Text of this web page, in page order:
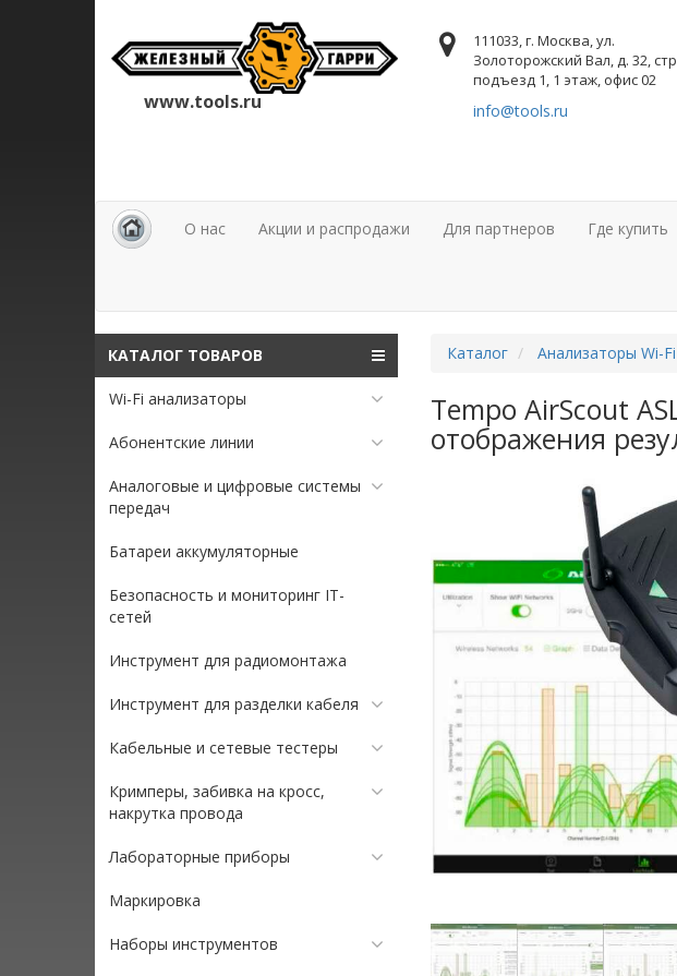
www.tools.ru
111033, г. Москва, ул.
Золоторожский Вал, д. 32,
подъезд 1, 1 этаж, офис 02
info@tools.ru
О нас Акции и распродажи Для партнеров Где купить
КАТАЛОГ ТОВАРОВ
Wi-Fi анализаторы
Абонентские линии
Аналоговые и цифровые системы
передач
Батареи аккумуляторные
Безопасность и мониторинг IT-
сетей
Инструмент для радиомонтажа
Инструмент для разделки кабеля
Кабельные и сетевые тестеры
Кримперы, забивка на кросс,
накрутка провода
Лабораторные приборы
Маркировка
Наборы инструментов
Каталог Анализаторы Wi-
Tempo AirScout
отображения